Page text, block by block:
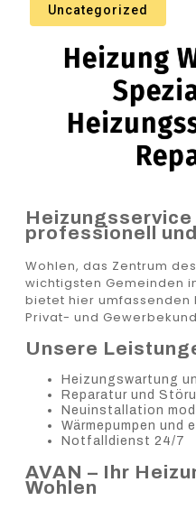
Uncategorized
Heizung
Heizungsservice
professionell
Wohlen, das Zentrum
wichtigsten Gemeinden
bietet hier umfassenden
Privat- und
Unsere
Heizungswartung
Reparatur und
Neuinstallation
Wärmepumpen und
Notfalldienst 24/7
AVAN – Ihr
Wohlen